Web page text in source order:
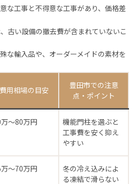
な工事と不得意な工事があり、価格差
古い設備の撤去費が含まれていないこ
な輸入品や、オーダーメイドの素材を
費用相場の目安
豊田市での注意
点・ポイント
〜80万円
機能門柱を選ぶと
工事費を安く抑え
やすい
〜70万円
冬の冷え込みによ
る凍結で滑らない